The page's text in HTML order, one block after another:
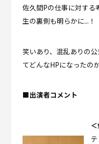
佐久間Pの仕事に対する
生の裏側も明らかに...！
笑いあり、混乱ありの
てどんなHPになったの
■出演者コメント
＜
テ